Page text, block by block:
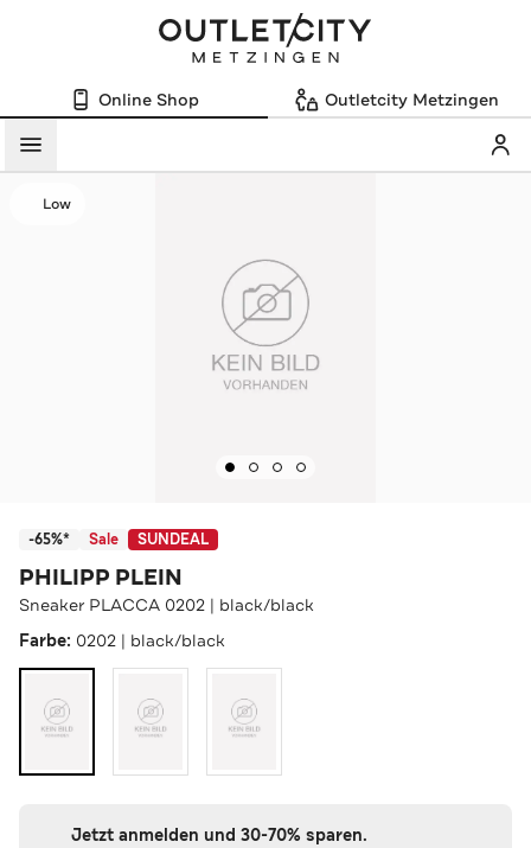
Online Shop Outletcity Metzingen
Menü
Low
-65%* Sale SUNDEAL
PHILIPP PLEIN
Sneaker PLACCA 0202 | black/black
Farbe: 0202 | black/black
Jetzt anmelden und 30-70% sparen.